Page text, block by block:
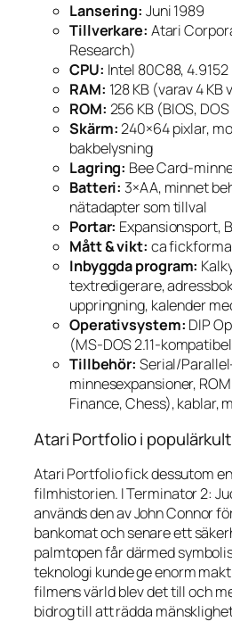
Lansering: Juni 1989
Tillverkare: Atari
Research)
CPU: Intel 80C88, 4.9152
RAM: 128 KB (varav 4 KB
ROM: 256 KB (BIOS,
Skärm:240×64 pixlar,
bakbelysning
Lagring: Bee Card-
Batteri: 3×AA, minnet
nätadapter som tillval
Portar: Expansionsport,
Mått & vikt: ca
Inbyggda program:
textredigerare,
uppringning, kalender
Operativsystem: DIP
(MS-DOS 2.11-
Tillbehör: Serial/
minnesexpansioner,
Finance, Chess), kablar,
Atari Portfolio i
Atari Portfolio fick dessutom
filmhistorien. ITerminator 2:
används den av John Connor
bankomat och senare ett
palmtopen får därmed
teknologi kunde ge enorm
filmens värld blev det till och
bidrog till att rädda